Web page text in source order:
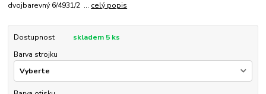
dvojbarevný 6/4931/2 ... celý popis
Dostupnost
skladem 5 ks
Barva strojku